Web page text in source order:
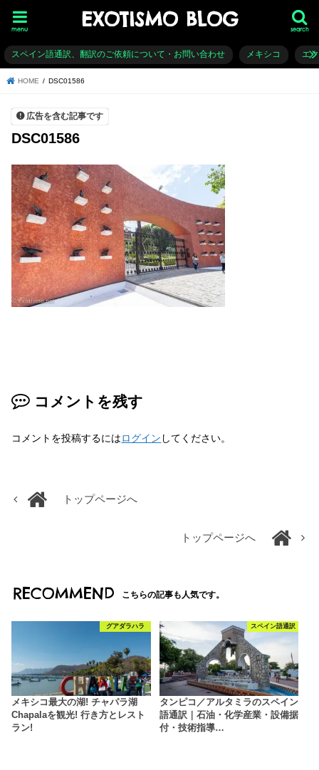
EXOTISMO BLOG search
menu
スペイン語通訳、翻訳のご依頼について・お問い合わせ メキシコ エ
HOME DSC01586
広告を含む記事です
DSC01586
コメントを残す
コメントを投稿するにはログイン してください。
トップページへ
トップページへ
RECOMMEND こちらの記事も人気です。
グアダラハラ
メキシコ最大の湖! チャパラ湖
Chapalaを観光! 行き方とレスト
ラン!
スペイン語通訳
タンピコ／アルタミラのスペイン
語通訳｜石油・化学産業・設備据
付・技術指導…